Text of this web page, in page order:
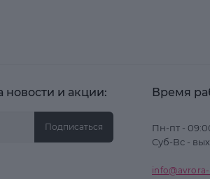
новости и акции:
Подписаться
Время
Пн-пт -
Суб-Вс -